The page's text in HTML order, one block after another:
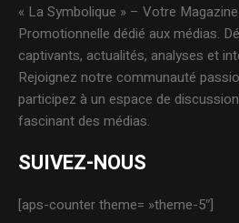
« La Symbolique » – Votre
Promotionnelle dédié aux médias.
captivants, actualités, analyses et
Rejoignez notre communauté
participez à un espace de
fascinant des médias.
SUIVEZ-NOUS
[aps-counter theme= »theme-5″]